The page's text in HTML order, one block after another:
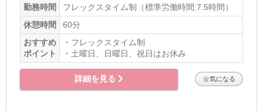
勤務時間
フレックスタイム制（標準労働時間:7.5時間）
休憩時間
60分
おすすめ
ポイント
・フレックスタイム制
・土曜日、日曜日、祝日はお休み
詳細を見る 気になる